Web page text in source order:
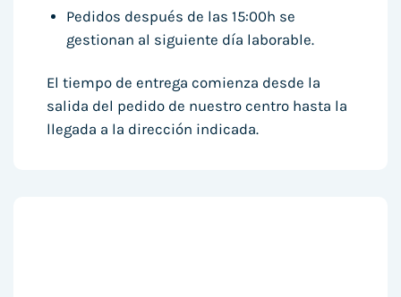
Pedidos después de las 15:00h se
gestionan al siguiente día laborable.
El tiempo de entrega comienza desde la
salida del pedido de nuestro centro hasta la
llegada a la dirección indicada.